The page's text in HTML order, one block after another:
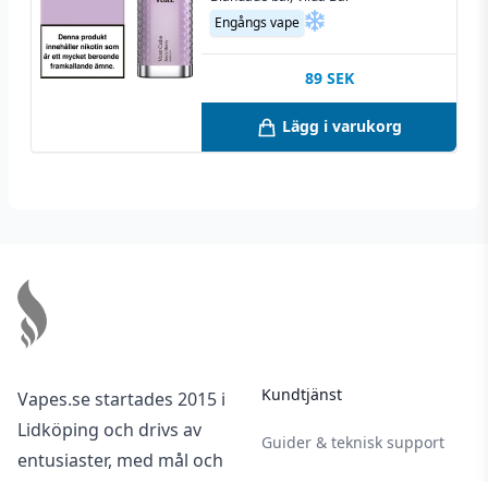
läkare och ta med förpackningen samt
säkerhetsbilagan.
E-vätskor med nikotin har en hållbarhet på
minst 2 år vid oöppnad förpackning och minst
1 månad vid öppnad förpackning – vid
Engångs vape
89 SEK
Lägg i varukorg
Vapes.se startades 2015 i
Lidköping och drivs av
entusiaster, med mål och
Kundtjänst
Guider & teknisk support